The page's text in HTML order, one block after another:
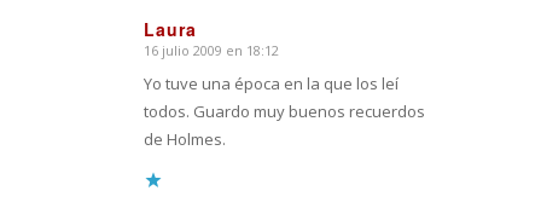
Laura
Dice:
16 julio 2009 en 18:12
Yo tuve una época en la que los leí
todos. Guardo muy buenos recuerdos
de Holmes.